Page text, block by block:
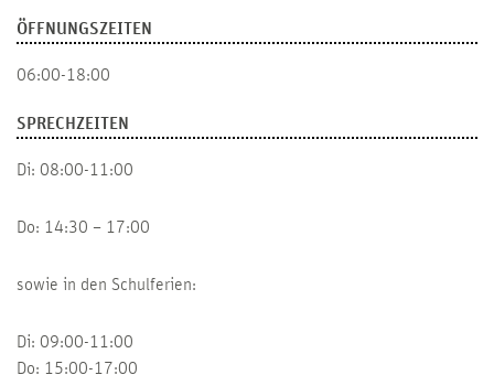
ÖFFNUNGSZEITEN
06:00-18:00
SPRECHZEITEN
Di: 08:00-11:00
Do: 14:30 – 17:00
sowie in den Schulferien:
Di: 09:00-11:00
Do: 15:00-17:00